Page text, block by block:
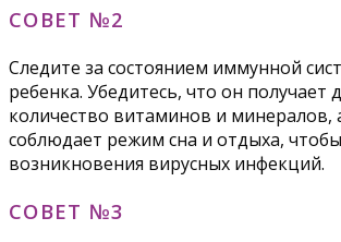
СОВЕТ №2
Следите за состоянием иммунной
ребенка. Убедитесь, что он получает
количество витаминов и минералов,
соблюдает режим сна и отдыха,
возникновения вирусных инфекций.
СОВЕТ №3